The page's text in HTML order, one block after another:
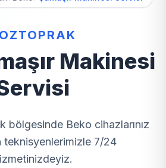
Makinesi
bölgesinde Beko cihazlarınız
teknisyenlerimizle 7/24